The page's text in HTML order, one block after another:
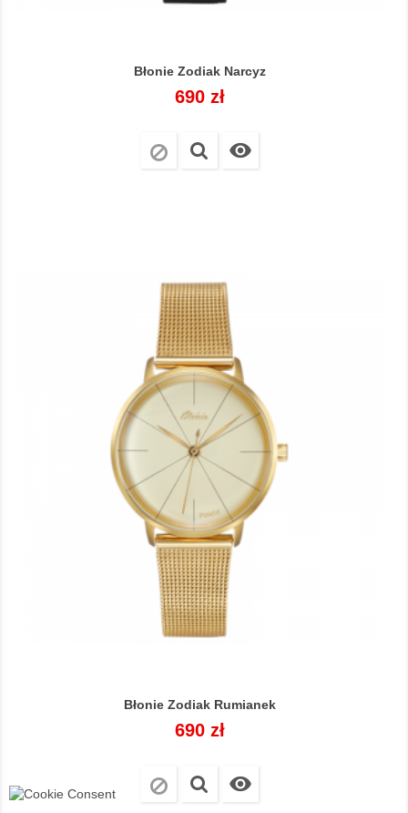
Błonie Zodiak Narcyz
Cena
690 zł

Błonie Zodiak Rumianek
Cena
690 zł
